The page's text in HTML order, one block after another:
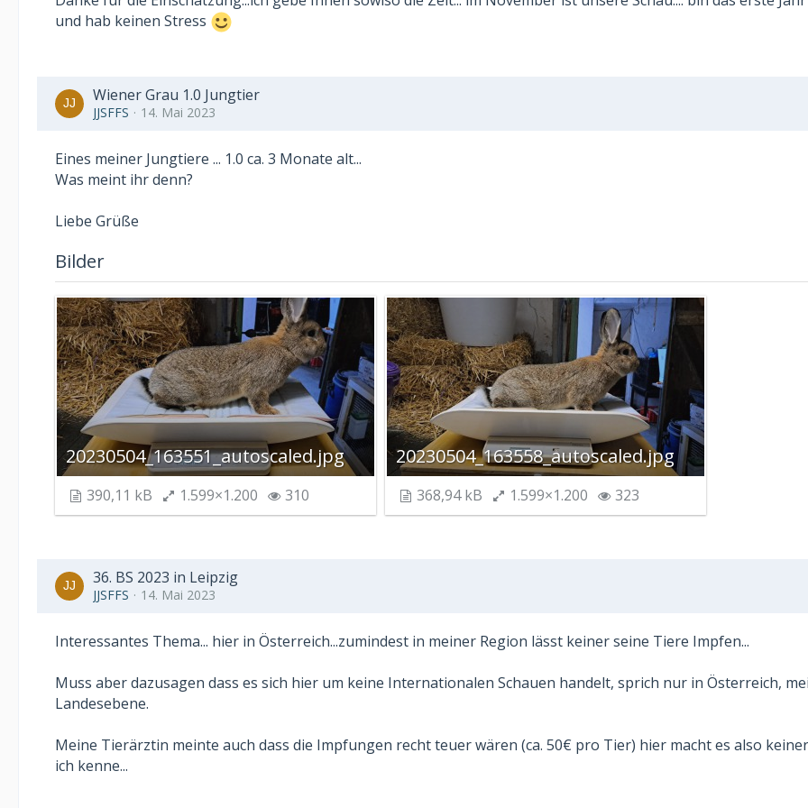
und hab keinen Stress
Wiener Grau 1.0 Jungtier
JJSFFS 14. Mai 2023
Eines meiner Jungtiere ... 1.0 ca. 3 Monate alt...
Was meint ihr denn?
Liebe Grüße
Bilder
20230504_163551_autoscaled.jpg
390,11 kB 1.599×1.200 310
20230504_163558_autoscaled.jpg
368,94 kB 1.599×1.200 323
36. BS 2023 in Leipzig
JJSFFS 14. Mai 2023
Interessantes Thema... hier in Österreich...zumindest in meiner Region lässt keiner seine Tiere Impfen...
Muss aber dazusagen dass es sich hier um keine Internationalen Schauen handelt, sprich nur in Österreich,
Landesebene.
Meine Tierärztin meinte auch dass die Impfungen recht teuer wären (ca. 50€ pro Tier) hier macht es also
ich kenne...